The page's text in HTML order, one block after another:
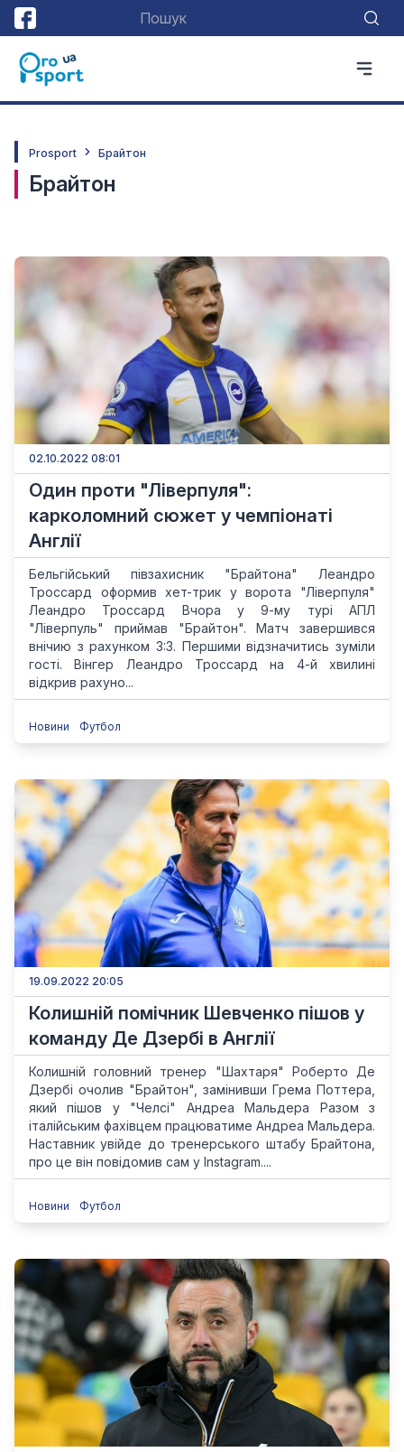
Prosport Брайтон
Брайтон
02.10.2022 08:01
Один проти "Ліверпуля":
карколомний сюжет у чемпіонаті
Англії
Бельгійський півзахисник "Брайтона" Леандро
Троссард оформив хет-трик у ворота "Ліверпуля"
Леандро Троссард Вчора у 9-му турі АПЛ
"Ліверпуль" приймав "Брайтон". Матч завершився
внічию з рахунком 3:3. Першими відзначитись зуміли
гості. Вінгер Леандро Троссард на 4-й хвилині
відкрив рахуно...
Новини Футбол
19.09.2022 20:05
Колишній помічник Шевченко пішов у
команду Де Дзербі в Англії
Колишній головний тренер "Шахтаря" Роберто Де
Дзербі очолив "Брайтон", замінивши Грема Поттера,
який пішов у "Челсі" Андреа Мальдера Разом з
італійським фахівцем працюватиме Андреа Мальдера.
Наставник увійде до тренерського штабу Брайтона,
про це він повідомив сам у Instagram....
Новини Футбол